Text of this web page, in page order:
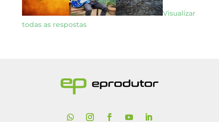
Visualizar
todas as respostas